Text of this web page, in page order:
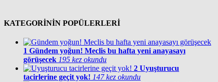
KATEGORİNİN POPÜLERLERİ
1 Gündem yoğun! Meclis bu hafta yeni anayasayı
görüşecek 195 kez okundu
2 Uyuşturucu
tacirlerine geçit yok! 147 kez okundu